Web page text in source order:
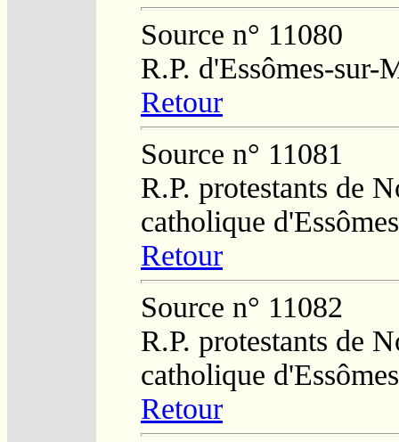
Source n° 11080
R.P. d'Essômes-sur-
Retour
Source n° 11081
R.P. protestants de
catholique d'Essômes
Retour
Source n° 11082
R.P. protestants de
catholique d'Essômes
Retour